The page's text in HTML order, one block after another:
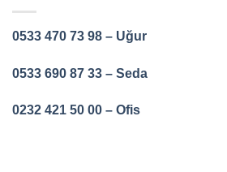
0533 470 73 98 – Uğur
0533 690 87 33 – Seda
0232 421 50 00 – Ofis